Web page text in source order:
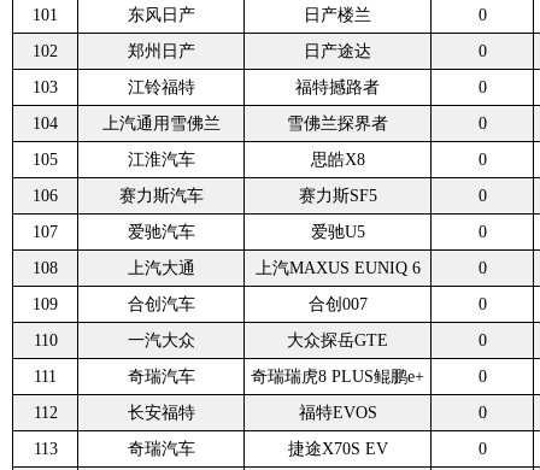
101
东风日产 日产楼兰
0
102
郑州日产 日产途达
0
103
江铃福特 福特撼路者
0
104
上汽通用雪佛兰 雪佛兰探界者
0
105
江淮汽车 思皓X8
0
106
赛力斯汽车 赛力斯SF5
0
107
爱驰汽车 爱驰U5
0
108
上汽大通 上汽MAXUS EUNIQ 6
0
109
合创汽车 合创007
0
110
一汽大众 大众探岳GTE
0
111
奇瑞汽车 奇瑞瑞虎8 PLUS鲲鹏e+
0
112
长安福特 福特EVOS
0
113
奇瑞汽车 捷途X70S EV 0